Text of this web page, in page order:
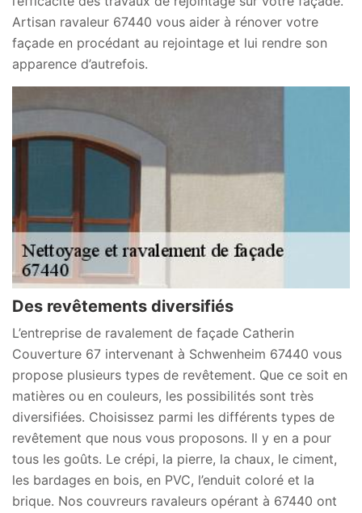
Artisan ravaleur 67440 vous aider à rénover votre
façade en procédant au rejointage et lui rendre son
apparence d’autrefois.
Des revêtements diversifiés
L’entreprise de ravalement de façade Catherin
Couverture 67 intervenant à Schwenheim 67440 vous
propose plusieurs types de revêtement. Que ce soit en
matières ou en couleurs, les possibilités sont très
diversifiées. Choisissez parmi les différents types de
revêtement que nous vous proposons. Il y en a pour
tous les goûts. Le crépi, la pierre, la chaux, le ciment,
les bardages en bois, en PVC, l’enduit coloré et la
brique. Nos couvreurs ravaleurs opérant à 67440 ont